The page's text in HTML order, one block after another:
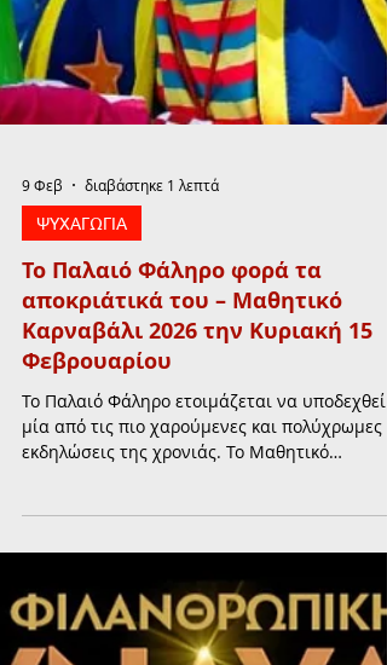
9 Φεβ διαβάστηκε 1 λεπτά
ΨΥΧΑΓΩΓΙΑ
Το Παλαιό Φάληρο φορά τα
Καρναβάλι 2026 την Κυριακή 15
Φεβρουαρίου
Το Παλαιό Φάληρο ετοιμάζεται να υποδεχθεί
μία από τις πιο χαρούμενες και πολύχρωμες
εκδηλώσεις της χρονιάς. Το Μαθητικό